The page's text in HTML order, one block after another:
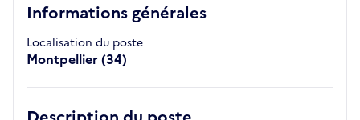
Informations générales
Localisation du poste
Montpellier (34)